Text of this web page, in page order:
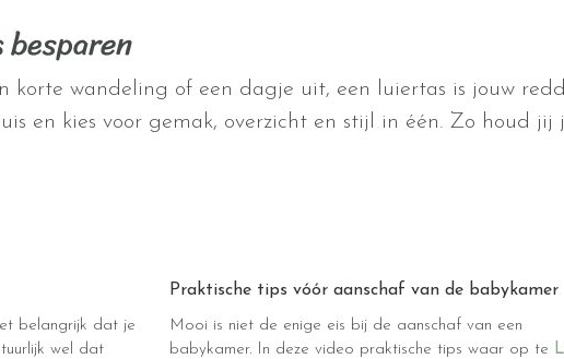
korte wandeling of een dagje uit, een luiertas is jouw
en kies voor gemak, overzicht en stijl in één. Zo houd jij
belangrijk dat je
wel dat
Praktische tips vóór aanschaf van de babykamer
Mooi is niet de enige eis bij de aanschaf van een
babykamer. In deze video praktische tips waar op te